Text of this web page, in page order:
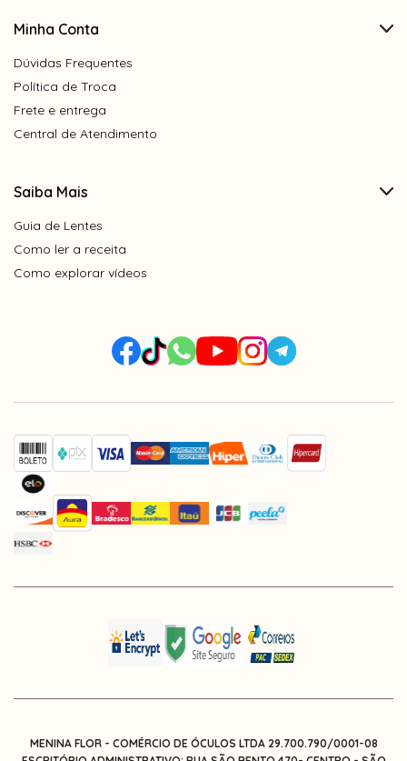
Minha Conta
Dúvidas Frequentes
Política de Troca
Frete e entrega
Central de Atendimento
Saiba Mais
Guia de Lentes
Como ler a receita
Como explorar vídeos
MENINA FLOR - COMÉRCIO DE ÓCULOS LTDA 29.700.790/0001-08